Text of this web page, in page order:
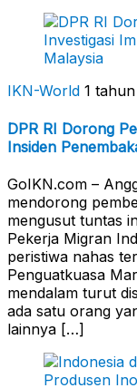
IKN-World 1
DPR RI Dorong
Insiden
GoIKN.com –
mendorong
mengusut tuntas
Pekerja Migran
peristiwa nahas
Penguatkuasa
mendalam turut
ada satu orang
lainnya […]